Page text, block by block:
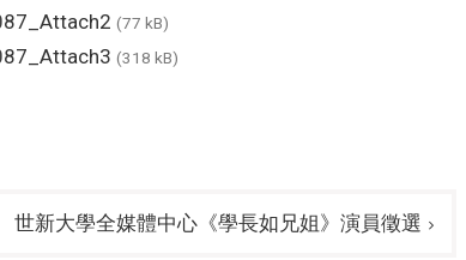
(77 kB)
(318 kB)
世新大學全媒體中心《學長如兄姐》演員徵選